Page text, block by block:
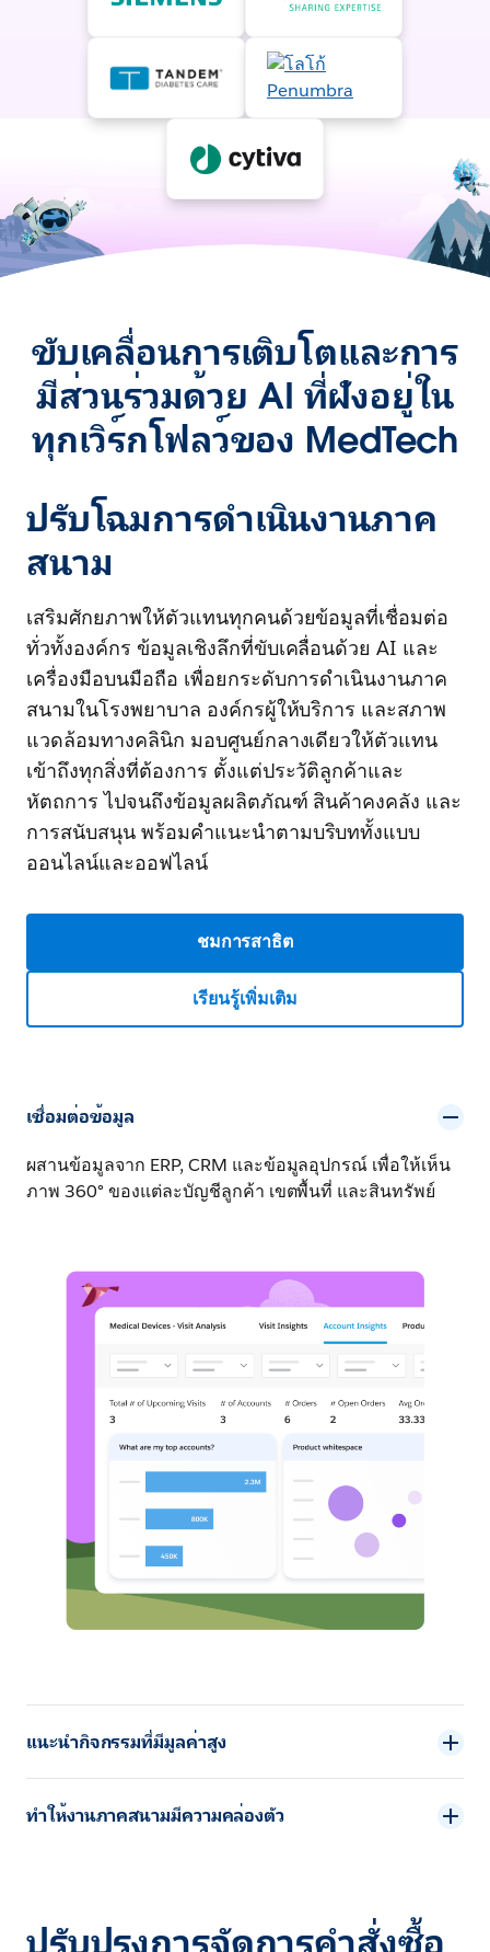
ขับเคลื่อนการเติบโตและการ
มีส่วนร่วมด้วย AI ที่ฝังอยู่ใน
ทุกเวิร์กโฟลว์ของ MedTech
ปรับโฉมการดำเนินงานภาค
สนาม
เสริมศักยภาพให้ตัวแทนทุกคนด้วยข้อมูลที่เชื่อมต่อ
ทั่วทั้งองค์กร ข้อมูลเชิงลึกที่ขับเคลื่อนด้วย AI และ
เครื่องมือบนมือถือ เพื่อยกระดับการดำเนินงานภาค
สนามในโรงพยาบาล องค์กรผู้ให้บริการ และสภาพ
แวดล้อมทางคลินิก มอบศูนย์กลางเดียวให้ตัวแทน
เข้าถึงทุกสิ่งที่ต้องการ ตั้งแต่ประวัติลูกค้าและ
หัตถการ ไปจนถึงข้อมูลผลิตภัณฑ์ สินค้าคงคลัง และ
การสนับสนุน พร้อมคำแนะนำตามบริบททั้งแบบ
ออนไลน์และออฟไลน์
ชมการสาธิต
เรียนรู้เพิ่มเติม
เชื่อมต่อข้อมูล
ผสานข้อมูลจาก ERP, CRM และข้อมูลอุปกรณ์ เพื่อให้เห็น
ภาพ 360° ของแต่ละบัญชีลูกค้า เขตพื้นที่ และสินทรัพย์
แนะนำกิจกรรมที่มีมูลค่าสูง
ทำให้งานภาคสนามมีความคล่องตัว
ปรับปรุงการจัดการคำสั่งซื้อ